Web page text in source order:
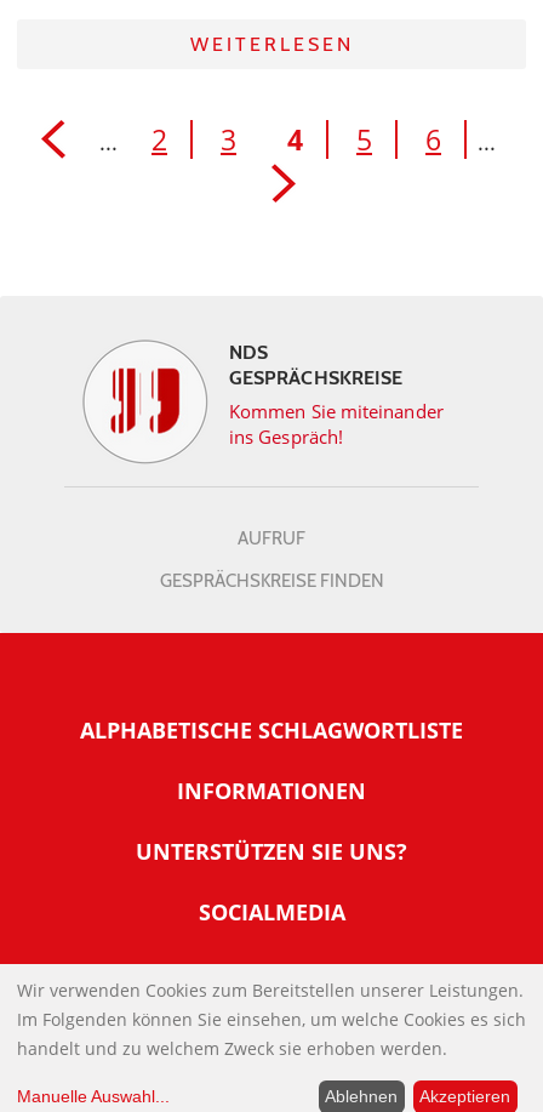
WEITERLESEN
... 2 3 4 5 6 ...
NDS
GESPRÄCHSKREISE
Kommen Sie miteinander
ins Gespräch!
AUFRUF
GESPRÄCHSKREISE FINDEN
ALPHABETISCHE SCHLAGWORTLISTE
INFORMATIONEN
Warum NachDenkSeiten
Tipps zur Nutzung der NachDenkSeiten
Banner und E-Mail-Signaturen
Links
Kontakt
Impressum
UNTERSTÜTZEN SIE UNS?
Werden Sie Fördermitglied
Spenden Sie Online
SOCIALMEDIA
IMPRESSUM
DATENSCHUTZERKLÄRUNG
Wir verwenden Cookies zum Bereitstellen unserer Leistungen.
Im Folgenden können Sie einsehen, um welche Cookies es sich
handelt und zu welchem Zweck sie erhoben werden.
Manuelle Auswahl... Ablehnen Akzeptieren